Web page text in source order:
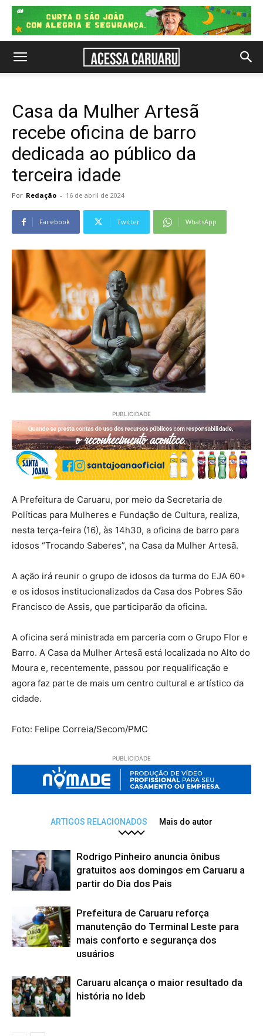
Casa da Mulher Artesã
recebe oficina de barro
dedicada ao público da
terceira idade
Por Redação - 16 de abril de 2024
Facebook Twitter WhatsApp
PUBLICIDADE
A Prefeitura de Caruaru, por meio da Secretaria de
Políticas para Mulheres e Fundação de Cultura, realiza,
nesta terça-feira (16), às 14h30, a oficina de barro para
idosos “Trocando Saberes”, na Casa da Mulher Artesã.
A ação irá reunir o grupo de idosos da turma do EJA 60+
e os idosos institucionalizados da Casa dos Pobres São
Francisco de Assis, que participarão da oficina.
A oficina será ministrada em parceria com o Grupo Flor e
Barro. A Casa da Mulher Artesã está localizada no Alto do
Moura e, recentemente, passou por requalificação e
agora faz parte de mais um centro cultural e artístico da
cidade.
Foto: Felipe Correia/Secom/PMC
PUBLICIDADE
ARTIGOS RELACIONADOS Mais do autor
Rodrigo Pinheiro anuncia ônibus
gratuitos aos domingos em Caruaru a
partir do Dia dos Pais
Prefeitura de Caruaru reforça
manutenção do Terminal Leste para
mais conforto e segurança dos
usuários
Caruaru alcança o maior resultado da
história no Ideb